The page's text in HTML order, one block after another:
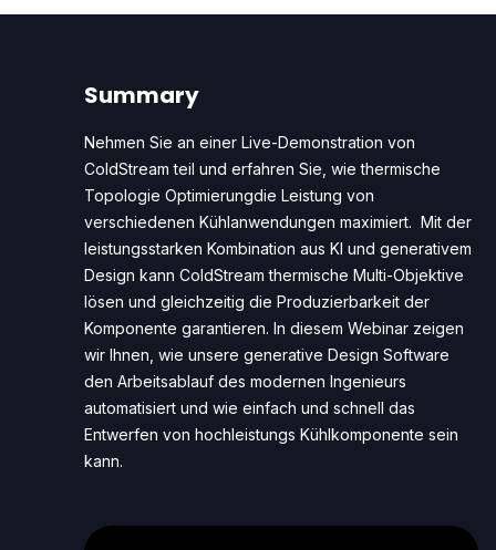
Summary
Nehmen Sie an einer Live-Demonstration von
ColdStream teil und erfahren Sie, wie thermische
Topologie Optimierungdie Leistung von
verschiedenen Kühlanwendungen maximiert. Mit der
leistungsstarken Kombination aus KI und generativem
Design kann ColdStream thermische Multi-Objektive
lösen und gleichzeitig die Produzierbarkeit der
Komponente garantieren. In diesem Webinar zeigen
wir Ihnen, wie unsere generative Design Software
den Arbeitsablauf des modernen Ingenieurs
automatisiert und wie einfach und schnell das
Entwerfen von hochleistungs Kühlkomponente sein
kann.